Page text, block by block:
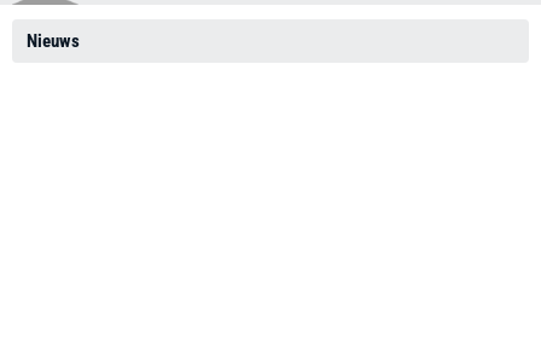
Nieuws